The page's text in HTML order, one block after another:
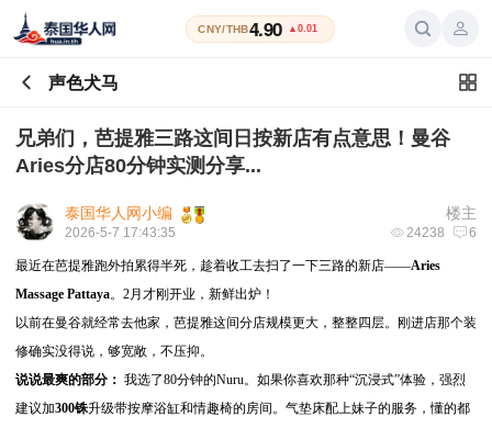
CNY/THB4.90 ▲0.01
声色犬马
兄弟们，芭提雅三路这间日按新店有点意思！曼谷
Aries分店80分钟实测分享...
楼主
泰国华人网小编
24238 6
2026-5-7 17:43:35
最近在芭提雅跑外拍累得半死，趁着收工去扫了一下三路的新店——Aries
Massage Pattaya。2月才刚开业，新鲜出炉！
以前在曼谷就经常去他家，芭提雅这间分店规模更大，整整四层。刚进店那个装
修确实没得说，够宽敞，不压抑。
说说最爽的部分： 我选了80分钟的Nuru。如果你喜欢那种“沉浸式”体验，强烈
建议加300铢升级带按摩浴缸和情趣椅的房间。气垫床配上妹子的服务，懂的都